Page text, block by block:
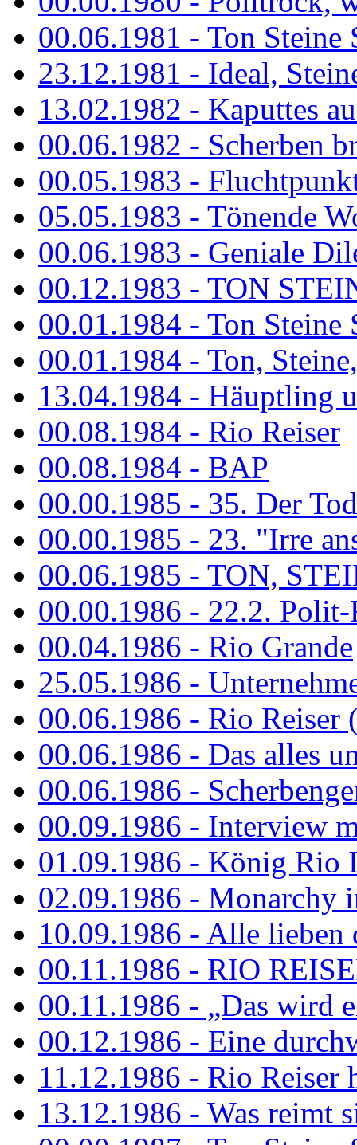
00.06.1981 - Ton Steine
23.12.1981 - Ideal,
13.02.1982 - Kaputtes
00.06.1982 - Scherben
00.05.1983 -
05.05.1983 - Tönende
00.06.1983 - Geniale
00.12.1983 - TON
00.01.1984 - Ton Steine
00.01.1984 - Ton,
13.04.1984 - Häuptling
00.08.1984 - Rio Reiser
00.08.1984 - BAP
00.00.1985 - 35. Der
00.00.1985 - 23. "Irre
00.06.1985 - TON,
00.00.1986 - 22.2.
00.04.1986 - Rio Grande
25.05.1986 -
00.06.1986 - Rio Reiser
00.06.1986 - Das alles
00.06.1986 -
00.09.1986 - Interview
01.09.1986 - König Rio
02.09.1986 - Monarchy
10.09.1986 - Alle lieben
00.11.1986 - RIO
00.11.1986 - „Das wird
00.12.1986 - Eine
11.12.1986 - Rio Reiser
13.12.1986 - Was reimt